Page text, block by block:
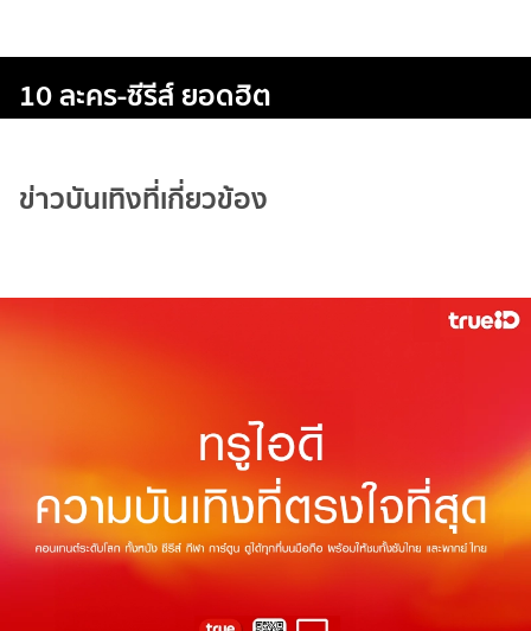
10 ละคร-ซีรีส์ ยอดฮิต
ข่าวบันเทิงที่เกี่ยวข้อง